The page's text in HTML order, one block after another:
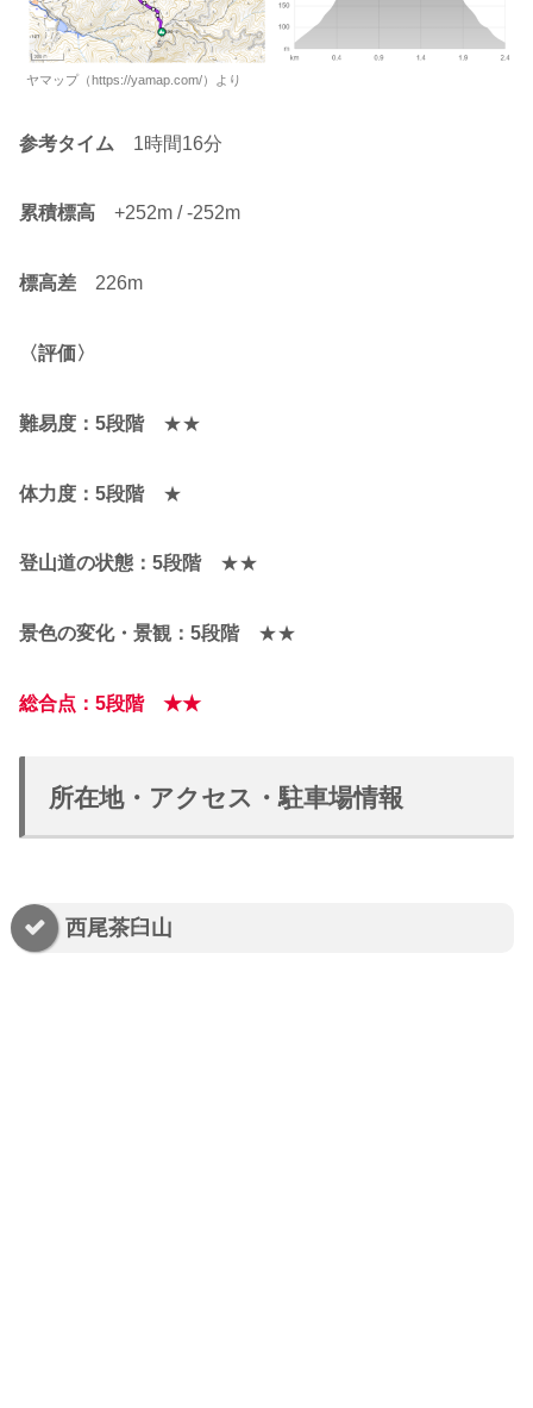
ヤマップ（https://yamap.com/）より
参考タイム 1時間16分
累積標高 +252m / -252m
標高差 226m
〈評価〉
難易度：5段階★★
体力度：5段階★
登山道の状態：5段階★★
景色の変化・景観：5段階★★
総合点：5段階★★
所在地・アクセス・駐車場情報
西尾茶臼山